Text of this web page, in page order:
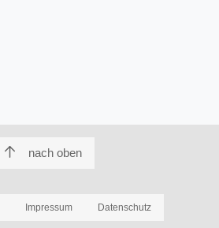
nach oben
Impressum Datenschutz